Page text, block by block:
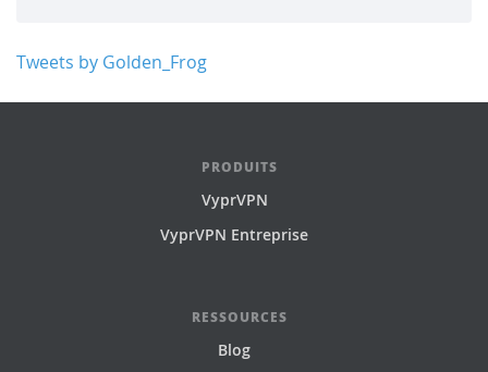
Tweets by Golden_Frog
PRODUITS
VyprVPN
VyprVPN Entreprise
RESSOURCES
Blog